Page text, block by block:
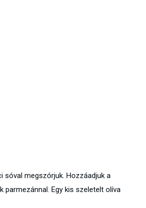
megszórjuk. Hozzáadjuk a
Egy kis szeletelt olíva